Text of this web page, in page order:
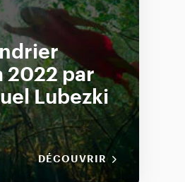
2022 par
Lubezki
DÉCOUVRIR